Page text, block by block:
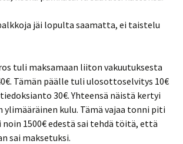
jäi lopulta saamatta, ei taistelu
tuli maksamaan liiton vakuutuksesta
Tämän päälle tuli ulosottoselvitys 10€
30€. Yhteensä näistä kertyi
ylimääräinen kulu. Tämä vajaa tonni piti
1500€ edestä sai tehdä töitä, että
sai maksetuksi.